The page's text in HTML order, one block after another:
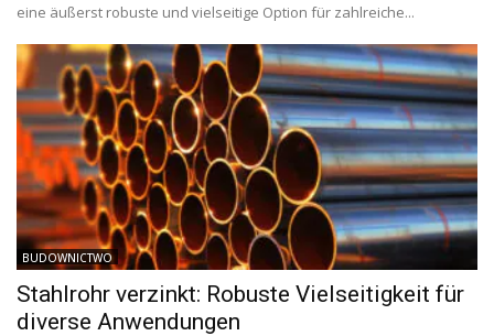
eine äußerst robuste und vielseitige Option für zahlreiche...
BUDOWNICTWO
Stahlrohr verzinkt: Robuste Vielseitigkeit für
diverse Anwendungen